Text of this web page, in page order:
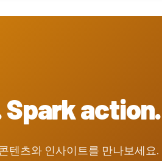
Spark action.
텐츠와 인사이트를 만나보세요.